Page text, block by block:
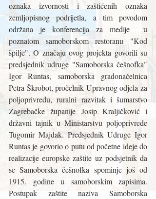
oznaka izvornosti i zaštićenih oznaka
zemljopisnog podrijetla, a tim povodom
održana je konferencija za medije  u
poznatom samoborskom restoranu "Kod
špilje". O značaju ovog projekta govorili su
predsjednik udruge "Samoborska češnofka"
Igor Runtas, samoborska gradonačelnica
Petra Škrobot, pročelnik Upravnog odjela za
poljoprivredu, ruralni razvitak i šumarstvo
Zagrebačke županije Josip Kraljičković i
državni tajnik u Ministarstvu poljoprivrede
Tugomir Majdak. Predsjednik Udruge Igor
Runtas je govorio o putu od početne ideje do
realizacije europske zaštite uz podsjetnik da
se Samoborska češnofka spominje još od
1915. godine u samoborskim zapisima.
Postupak zaštite naziva Samoborska